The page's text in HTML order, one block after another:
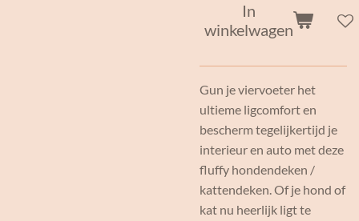
In
winkelwagen
Gun je viervoeter het
ultieme ligcomfort en
bescherm tegelijkertijd je
interieur en auto met deze
fluffy hondendeken /
kattendeken. Of je hond of
kat nu heerlijk ligt te